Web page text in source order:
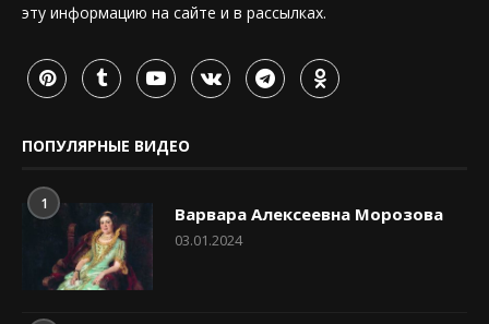
эту информацию на сайте и в рассылках.
ПОПУЛЯРНЫЕ ВИДЕО
1 Варвара Алексеевна Морозова
03.01.2024